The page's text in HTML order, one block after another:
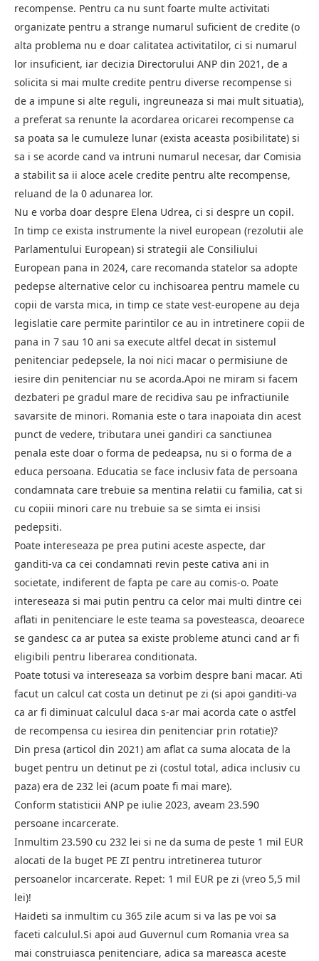
recompense. Pentru ca nu sunt foarte multe activitati
organizate pentru a strange numarul suficient de credite (o
alta problema nu e doar calitatea activitatilor, ci si numarul
lor insuficient, iar decizia Directorului ANP din 2021, de a
solicita si mai multe credite pentru diverse recompense si
de a impune si alte reguli, ingreuneaza si mai mult situatia),
a preferat sa renunte la acordarea oricarei recompense ca
sa poata sa le cumuleze lunar (exista aceasta posibilitate) si
sa i se acorde cand va intruni numarul necesar, dar Comisia
a stabilit sa ii aloce acele credite pentru alte recompense,
reluand de la 0 adunarea lor.
Nu e vorba doar despre Elena Udrea, ci si despre un copil.
In timp ce exista instrumente la nivel european (rezolutii ale
Parlamentului European) si strategii ale Consiliului
European pana in 2024, care recomanda statelor sa adopte
pedepse alternative celor cu inchisoarea pentru mamele cu
copii de varsta mica, in timp ce state vest-europene au deja
legislatie care permite parintilor ce au in intretinere copii de
pana in 7 sau 10 ani sa execute altfel decat in sistemul
penitenciar pedepsele, la noi nici macar o permisiune de
iesire din penitenciar nu se acorda.Apoi ne miram si facem
dezbateri pe gradul mare de recidiva sau pe infractiunile
savarsite de minori. Romania este o tara inapoiata din acest
punct de vedere, tributara unei gandiri ca sanctiunea
penala este doar o forma de pedeapsa, nu si o forma de a
educa persoana. Educatia se face inclusiv fata de persoana
condamnata care trebuie sa mentina relatii cu familia, cat si
cu copiii minori care nu trebuie sa se simta ei insisi
pedepsiti.
Poate intereseaza pe prea putini aceste aspecte, dar
ganditi-va ca cei condamnati revin peste cativa ani in
societate, indiferent de fapta pe care au comis-o. Poate
intereseaza si mai putin pentru ca celor mai multi dintre cei
aflati in penitenciare le este teama sa povesteasca, deoarece
se gandesc ca ar putea sa existe probleme atunci cand ar fi
eligibili pentru liberarea conditionata.
Poate totusi va intereseaza sa vorbim despre bani macar. Ati
facut un calcul cat costa un detinut pe zi (si apoi ganditi-va
ca ar fi diminuat calculul daca s-ar mai acorda cate o astfel
de recompensa cu iesirea din penitenciar prin rotatie)?
Din presa (articol din 2021) am aflat ca suma alocata de la
buget pentru un detinut pe zi (costul total, adica inclusiv cu
paza) era de 232 lei (acum poate fi mai mare).
Conform statisticii ANP pe iulie 2023, aveam 23.590
persoane incarcerate.
Inmultim 23.590 cu 232 lei si ne da suma de peste 1 mil EUR
alocati de la buget PE ZI pentru intretinerea tuturor
persoanelor incarcerate. Repet: 1 mil EUR pe zi (vreo 5,5 mil
lei)!
Haideti sa inmultim cu 365 zile acum si va las pe voi sa
faceti calculul.Si apoi aud Guvernul cum Romania vrea sa
mai construiasca penitenciare, adica sa mareasca aceste